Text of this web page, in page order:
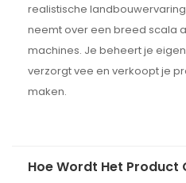
realistische
neemt over een breed scala
machines. Je beheert je
verzorgt vee en verkoopt je
maken.
Hoe Wordt Het Product